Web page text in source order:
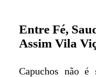
Entre Fé,
Assim Vila
Capuchos não